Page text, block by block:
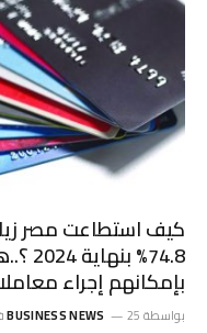
كيف استطاعت مصر
بإمكانهم إجراء
بواسطة BUSINESS NEWS 25 فبراير، 2025